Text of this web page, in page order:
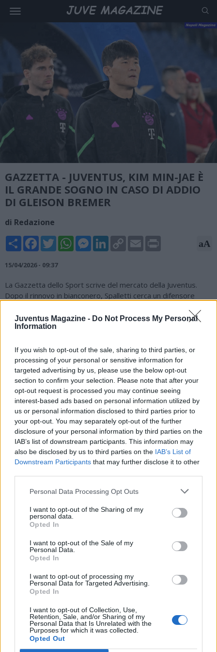
Juventus Magazine - Do Not Process My Personal
Information
If you wish to opt-out of the sale, sharing to third parties, or
processing of your personal or sensitive information for
targeted advertising by us, please use the below opt-out
section to confirm your selection. Please note that after your
opt-out request is processed you may continue seeing
interest-based ads based on personal information utilized by
us or personal information disclosed to third parties prior to
your opt-out. You may separately opt-out of the further
disclosure of your personal information by third parties on the
IAB’s list of downstream participants. This information may
also be disclosed by us to third parties on the IAB’s List of
Downstream Participants that may further disclose it to other
Personal Data Processing Opt Outs
I want to opt-out of the Sharing of my
personal data.
Opted In
I want to opt-out of the Sale of my
Personal Data.
Opted In
I want to opt-out of processing my
Personal Data for Targeted Advertising.
Opted In
I want to opt-out of Collection, Use,
Retention, Sale, and/or Sharing of my
Personal Data that Is Unrelated with the
Purposes for which it was collected.
Opted Out
GAZZETTA - JUVENTUS, KIM MIN-JAE È
IL GRANDE SOGNO IN CASO DI ADDIO
DI GLEISON BREMER
di Redazione
Share FacebookTwitterWhatsAppMessengerLinkedInCopy
Link
Email aA
15/04/2026 - 09:37
La Gazzetta dello Sport scrive del mercato della Juventus.
Dopo il rinnovo in bianconero, Spalletti cerca un difensore
Napoli, Kim Min-Jae. In porta, resta la suggestione Alisson. Il
difensore coreano è il grande sogno in caso di addio di
starebbe valutando un cambio di rotta, ma molto dipenderà
dal finale di stagione: la qualificazione in Champions, è come
suddetto, l'addio del difensore brasiliano. Kim è infatti
considerato l'unico in grado di raccogliere l'eredità di Bremer
per esperienza, leadership e conoscenza del campionato
italiano.
VAI ALLA VERSIONE CLASSICA
Il materiale (testo, foto e video) consultabile in questo portale è di nostra proprietà.
Alcune foto (screenshot) ed articoli presenti su "Juventus Magazine" sono in parte giunti
da internet, in quanto arrivati alla nostra attenzione attraverso regolari comunicati
stampa con immagini e testi allegati ed autorizzati alla pubblicazione, e quindi valutati
di pubblico dominio. Se i soggetti o gli autori avessero qualcosa in contrario alla